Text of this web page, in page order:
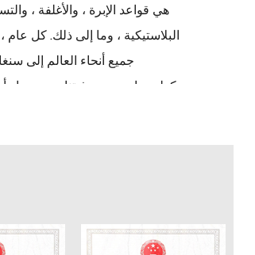
هي قواعد الإبرة ، والأغلفة ،
جميع أنحاء العالم إلى
وكولومبيا ، وبيرو ، فيتنام وروسيا
لقد زودت سنوات عديدة من